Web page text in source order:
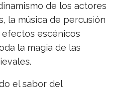
de los actores
la música de percusión
escénicos
la magia de las
el sabor del